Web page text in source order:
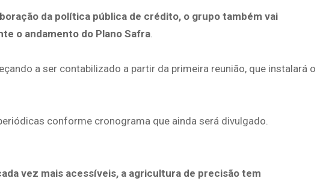
da política pública de crédito, o grupo também vai
o andamento do Plano Safra.
a ser contabilizado a partir da primeira reunião, que instalará o
conforme cronograma que ainda será divulgado.
vez mais acessíveis, a agricultura de precisão tem